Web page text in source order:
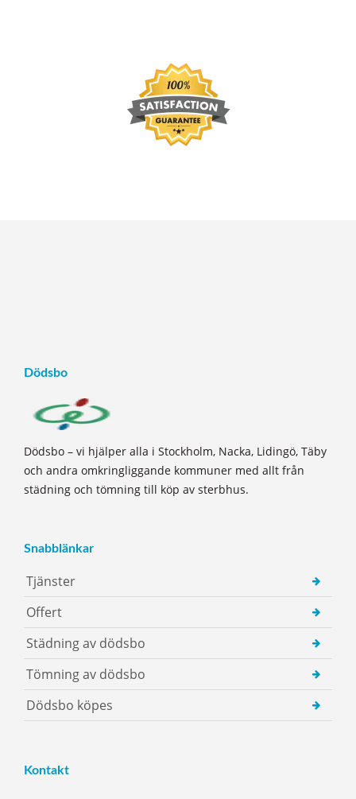
Dödsbo
Dödsbo – vi hjälper alla i Stockholm, Nacka, Lidingö, Täby
och andra omkringliggande kommuner med allt från
städning och tömning till köp av sterbhus.
Snabblänkar
Tjänster
Offert
Städning av dödsbo
Tömning av dödsbo
Dödsbo köpes
Kontakt